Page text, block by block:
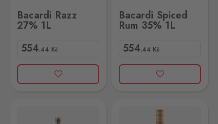
Bacardi Razz
27% 1L
554.44 Kč
Bacardi Spiced
Rum 35% 1L
554.44 Kč